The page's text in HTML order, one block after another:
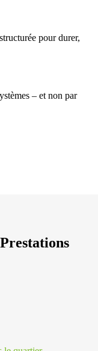
pour durer,
– et non par